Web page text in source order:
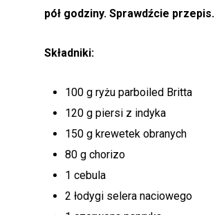
pół godziny. Sprawdźcie przepis.
Składniki:
100 g ryżu parboiled Britta
120 g piersi z indyka
150 g krewetek obranych
80 g chorizo
1 cebula
2 łodygi selera naciowego